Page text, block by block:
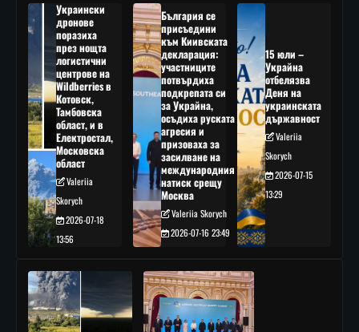
Украински
дронове
поразиха
през нощта
логистични
центрове на
Wildberries в
Котовск,
Тамбовска
област, и в
Електростал,
Московска
област
Valeriia
Skorych
2026-07-18
13:56
България се
присъедини
към Киивската
декларация:
участниците
потвърдиха
подкрепата си
за Украйна,
осъдиха руската
агресия и
призоваха за
засилване на
международния
натиск срещу
Москва
Valeriia Skorych
2026-07-16 23:49
15 юли –
Украйна
отбелязва
Деня на
украинската
държавност
Valeriia
Skorych
2026-07-15
13:29